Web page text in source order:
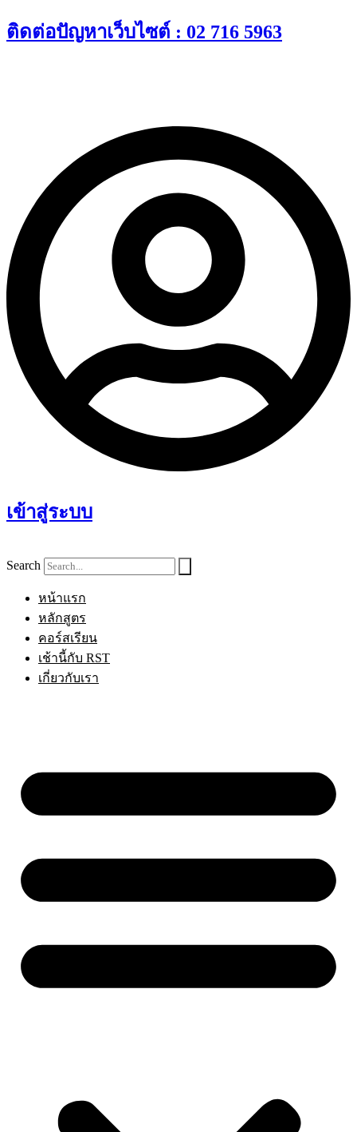
Skip
to
ติดต่อปัญหาเว็บไซต์ : 02 716 5963
เข้าสู่ระบบ
Search
หน้าแรก
หลักสูตร
คอร์สเรียน
เช้านี้กับ RST
เกี่ยวกับเรา